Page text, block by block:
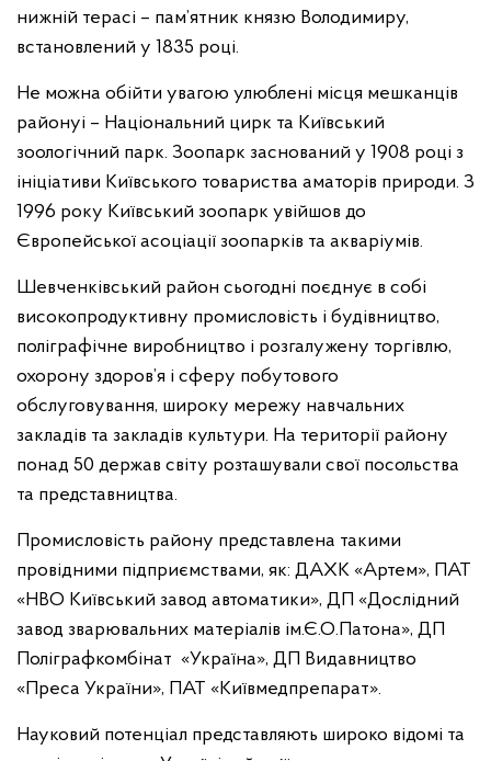
нижній терасі – пам’ятник князю Володимиру,
встановлений у 1835 році.
Не можна обійти увагою улюблені місця мешканців
районуі – Національний цирк та Київський
зоологічний парк. Зоопарк заснований у 1908 році з
ініціативи Київського товариства аматорів природи. З
1996 року Київський зоопарк увійшов до
Європейської асоціації зоопарків та акваріумів.
Шевченківський район сьогодні поєднує в собі
високопродуктивну промисловість і будівництво,
поліграфічне виробництво і розгалужену торгівлю,
охорону здоров’я і сферу побутового
обслуговування, широку мережу навчальних
закладів та закладів культури. На території району
понад 50 держав світу розташували свої посольства
та представництва.
Промисловість району представлена такими
провідними підприємствами, як: ДАХК «Артем», ПАТ
«НВО Київський завод автоматики», ДП «Дослідний
завод зварювальних матеріалів ім.Є.О.Патона», ДП
Поліграфкомбінат «Україна», ДП Видавництво
«Преса України», ПАТ «Київмедпрепарат».
Науковий потенціал представляють широко відомі та